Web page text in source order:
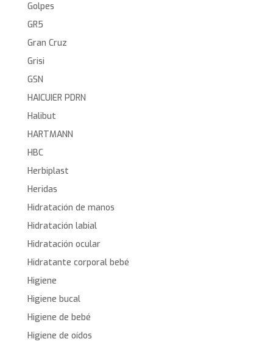
Golpes
GR5
Gran Cruz
Grisi
GSN
HAICUIER PDRN
Halibut
HARTMANN
HBC
Herbiplast
Heridas
Hidratación de manos
Hidratación labial
Hidratación ocular
Hidratante corporal bebé
Higiene
Higiene bucal
Higiene de bebé
Higiene de oídos